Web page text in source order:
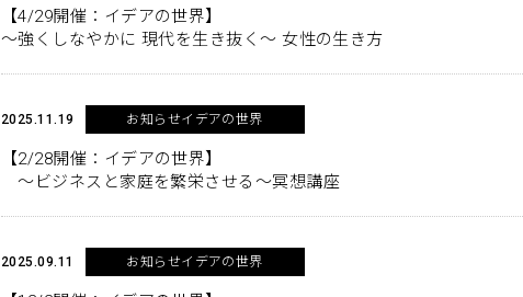
【4/29開催：イデアの世界】
～強くしなやかに 現代を生き抜く～ 女性の生き方
2025.11.19 お知らせイデアの世界
【2/28開催：イデアの世界】
～ビジネスと家庭を繁栄させる～冥想講座
2025.09.11 お知らせイデアの世界